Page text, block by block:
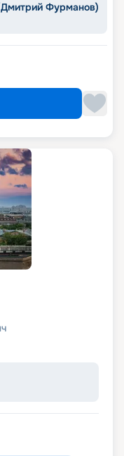
Фурманов)